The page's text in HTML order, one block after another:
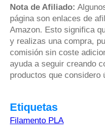
Nota de Afiliado:
página son enlaces de
Amazon. Esto significa
y realizas una compra,
comisión sin coste
ayuda a seguir creando
productos que considero
Etiquetas
Filamento PLA